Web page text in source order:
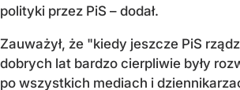
polityki przez PiS – dodał.
Zauważył, że "kiedy jeszcze PiS
dobrych lat bardzo cierpliwie były
po wszystkich mediach i